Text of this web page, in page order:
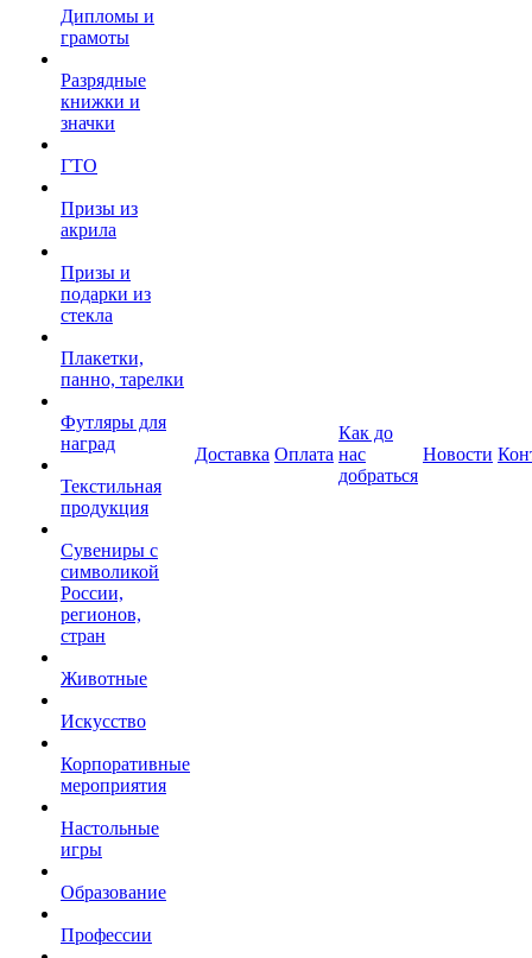
Дипломы и
грамоты
Разрядные
книжки и
значки
ГТО
Призы из
акрила
Призы и
подарки из
стекла
Плакетки,
панно, тарелки
Футляры для
наград
Текстильная
продукция
Сувениры с
символикой
России,
регионов,
стран
Животные
Искусство
Корпоративные
мероприятия
Настольные
игры
Образование
Профессии
Доставка Оплата
Как до
нас
добраться
Новости